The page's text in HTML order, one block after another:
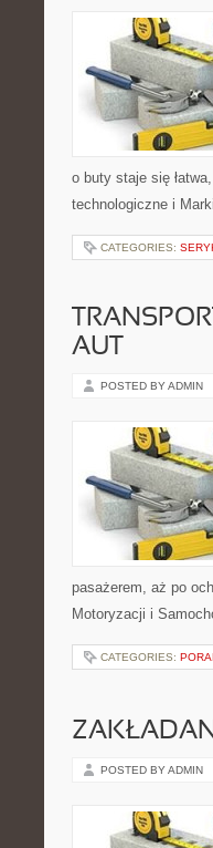
o buty staje się
technologiczne i
CATEGORIES:
AUT
POSTED BY ADMIN
pasażerem, aż po
Motoryzacji i
CATEGORIES:
POSTED BY ADMIN